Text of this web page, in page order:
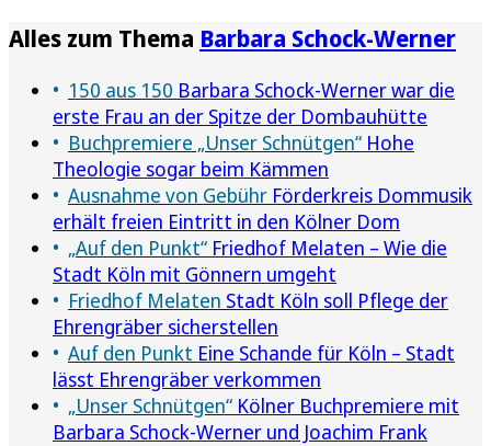
Alles zum Thema Barbara Schock-Werner
150 aus 150 Barbara Schock-Werner war die
erste Frau an der Spitze der Dombauhütte
Buchpremiere „Unser Schnütgen“ Hohe
Theologie sogar beim Kämmen
Ausnahme von Gebühr Förderkreis Dommusik
erhält freien Eintritt in den Kölner Dom
„Auf den Punkt“ Friedhof Melaten – Wie die
Stadt Köln mit Gönnern umgeht
Friedhof Melaten Stadt Köln soll Pflege der
Ehrengräber sicherstellen
Auf den Punkt Eine Schande für Köln – Stadt
lässt Ehrengräber verkommen
„Unser Schnütgen“ Kölner Buchpremiere mit
Barbara Schock-Werner und Joachim Frank